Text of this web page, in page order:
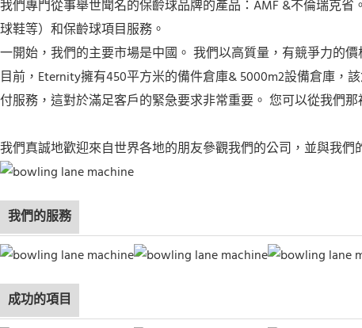
我們專門從事舉世聞名的保齡球品牌的產品：AMF &不倫瑞克
球鞋等）和保齡球項目服務。
一開始，我們的主要市場是中國。 我們以高質量，有競爭力的
目前，Eternity擁有450平方米的備件倉庫& 5000m2設備倉庫，
付服務，這對於滿足客戶的緊急要求非常重要。 您可以從我們
我們真誠地歡迎來自世界各地的朋友參觀我們的公司，並與我
我們的服務
成功的項目